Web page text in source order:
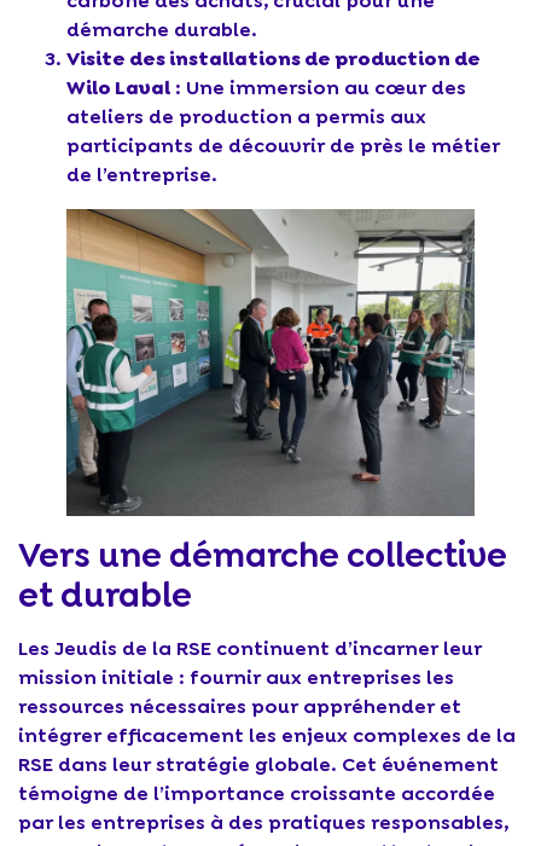
démarche durable.
Visite des installations de production de
Wilo Laval : Une immersion au cœur des
ateliers de production a permis aux
participants de découvrir de près le métier
de l’entreprise.
Vers une démarche collective
et durable
Les Jeudis de la RSE continuent d’incarner leur
mission initiale : fournir aux entreprises les
ressources nécessaires pour appréhender et
intégrer efficacement les enjeux complexes de la
RSE dans leur stratégie globale. Cet événement
témoigne de l’importance croissante accordée
par les entreprises à des pratiques responsables,